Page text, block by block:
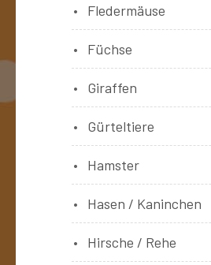
Fledermäuse
Füchse
Giraffen
Gürteltiere
Hamster
Hasen / Kaninchen
Hirsche / Rehe